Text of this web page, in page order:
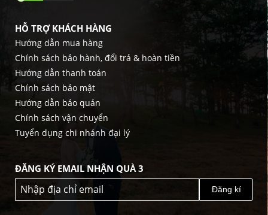
HỖ TRỢ KHÁCH HÀNG
Hướng dẫn mua hàng
Chính sách bảo hành, đổi trả & hoàn tiền
Hướng dẫn thanh toán
Chính sách bảo mật
Hướng dẫn bảo quản
Chính sách vận chuyển
Tuyển dụng chi nhánh đại lý
ĐĂNG KÝ EMAIL NHẬN QUÀ 3
Đăng kí